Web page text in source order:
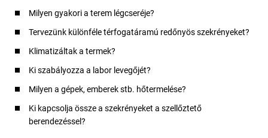
Milyen gyakori a terem légcseréje?
Tervezünk különféle térfogatáramú redőnyös szekrényeket?
Klimatizáltak a termek?
Ki szabályozza a labor levegőjét?
Milyen a gépek, emberek stb. hőtermelése?
Ki kapcsolja össze a szekrényeket a szellőztető
berendezéssel?